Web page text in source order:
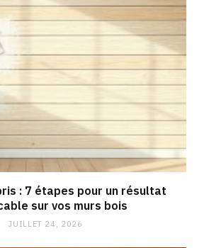
: 7 étapes pour un résultat
sur vos murs bois
JUILLET 24, 2026